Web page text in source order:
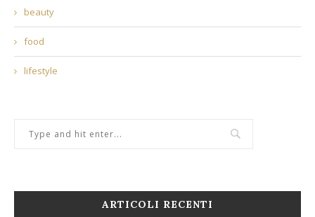
beauty
food
lifestyle
ARTICOLI RECENTI